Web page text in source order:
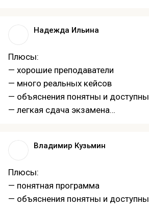
Надежда Ильина
Плюсы:
— хорошие преподаватели
— много реальных кейсов
— объяснения понятны и доступны
— легкая сдача экзамена
Владимир Кузьмин
Плюсы:
— понятная программа
— объяснения понятны и доступны